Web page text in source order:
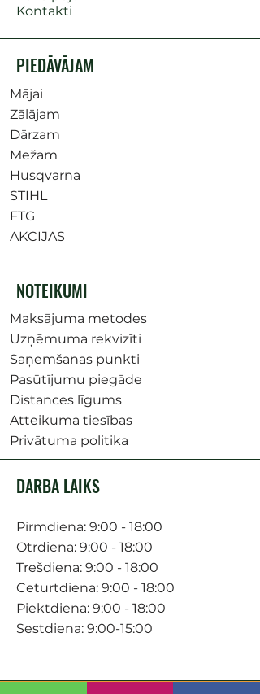
Kontakti
PIEDĀVĀJAM
Mājai
Zālājam
Dārzam
Mežam
Husqvarna
STIHL
FTG
AKCIJAS
NOTEIKUMI
Maksājuma metodes
Uzņēmuma rekvizīti
Saņemšanas punkti
Pasūtījumu piegāde
Distances līgums
Atteikuma tiesības
Privātuma politika
DARBA LAIKS
Pirmdiena: 9:00 - 18:00
Otrdiena: 9:00 - 18:00
Trešdiena: 9:00 - 18:00
Ceturtdiena: 9:00 - 18:00
Piektdiena: 9:00 - 18:00
Sestdiena: 9:00-15:00